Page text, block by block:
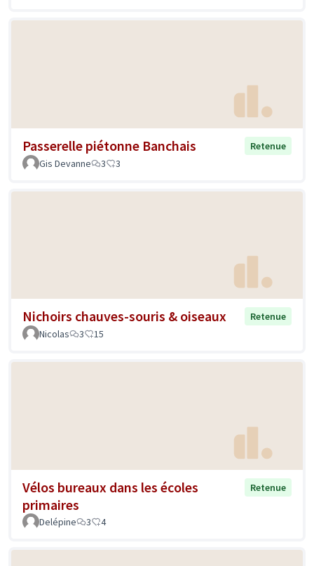
Passerelle piétonne Banchais
Retenue
Gis Devanne
3 3
Nichoirs chauves-souris & oiseaux
Retenue
Nicolas
3 15
Vélos bureaux dans les écoles
primaires
Retenue
Delépine 3 4